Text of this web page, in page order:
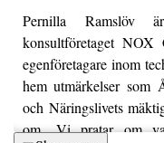
Pernilla Ramslöv
konsultföretaget
egenföretagare inom
hem utmärkelser som
och Näringslivets
om. Vi pratar om